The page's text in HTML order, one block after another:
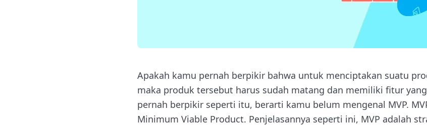
Apakah kamu pernah berpikir bahwa untuk menciptakan suatu
maka produk tersebut harus sudah matang dan memiliki fitur
pernah berpikir seperti itu, berarti kamu belum mengenal MVP.
Minimum Viable Product. Penjelasannya seperti ini, MVP adalah